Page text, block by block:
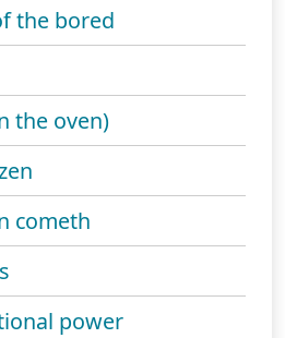
the bored
the oven)
cometh
power